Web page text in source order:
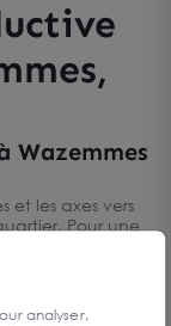
Wazemmes
et les axes vers
Pour une
dense.
vente à
analyser,